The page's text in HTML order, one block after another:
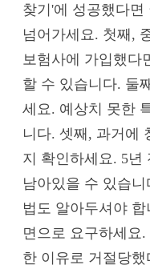
찾기'에 성공했다면
넘어가세요. 첫째,
보험사에 가입했다
할 수 있습니다. 둘
세요. 예상치 못한
니다. 셋째, 과거에
지 확인하세요. 5년
남아있을 수 있습
법도 알아두셔야
면으로 요구하세요
한 이유로 거절당